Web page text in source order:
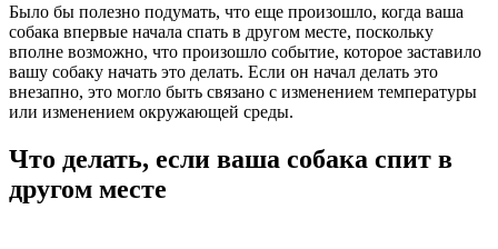
Было бы полезно подумать, что еще произошло, когда ваша
собака впервые начала спать в другом месте, поскольку
вполне возможно, что произошло событие, которое заставило
вашу собаку начать это делать. Если он начал делать это
внезапно, это могло быть связано с изменением температуры
или изменением окружающей среды.
Что делать, если ваша собака спит в
другом месте